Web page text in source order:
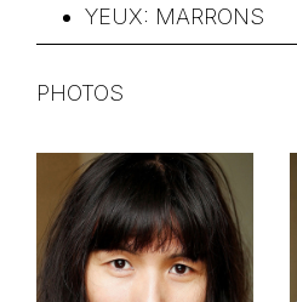
YEUX: MARRONS
PHOTOS